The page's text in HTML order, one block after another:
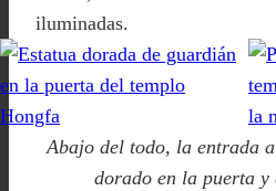
iluminadas.
Abajo del todo, la entrada
dorado en la puerta